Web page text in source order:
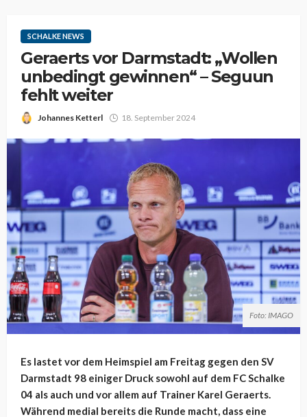
SCHALKE NEWS
Geraerts vor Darmstadt: „Wollen
unbedingt gewinnen“ – Seguun
fehlt weiter
Johannes Ketterl 18. September 2024
Foto: IMAGO
Es lastet vor dem Heimspiel am Freitag gegen den SV
Darmstadt 98 einiger Druck sowohl auf dem FC Schalke
04 als auch und vor allem auf Trainer Karel Geraerts.
Während medial bereits die Runde macht, dass eine